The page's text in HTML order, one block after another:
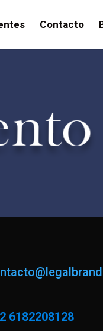
Contacto
6182208128